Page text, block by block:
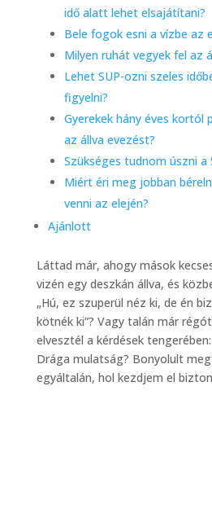
idő alatt lehet elsajátítani?
Bele fogok esni a vízbe az
Milyen ruhát vegyek fel az
Lehet SUP-ozni szeles
figyelni?
Gyerekek hány éves kortól
az állva evezést?
Szükséges tudnom úszni a
Miért éri meg jobban
venni az elején?
Ajánlott
Láttad már, ahogy mások
vizén egy deszkán állva, és
„Hú, ez szuperül néz ki, de én
kötnék ki”? Vagy talán már
elvesztél a kérdések
Drága mulatság? Bonyolult
egyáltalán, hol kezdjem el